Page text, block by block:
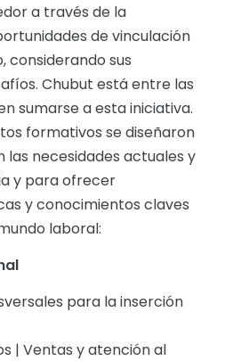
a través de la
de vinculación
considerando sus
Chubut está entre las
sumarse a esta iniciativa.
formativos se diseñaron
las necesidades actuales y
y para ofrecer
y conocimientos claves
laboral:
para la inserción
| Ventas y atención al